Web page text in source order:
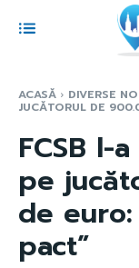
ACASĂ DIVERSE
JUCĂTORUL DE
FCSB l-
pe
de
pact”